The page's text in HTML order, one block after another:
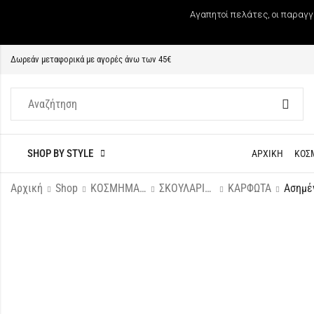
Αγαπητοί πελάτες, οι
Δωρεάν μεταφορικά με αγορές άνω των 45€
SHOP BY STYLE ΑΡΧΙΚΗ
Αρχική Shop ΚΟΣΜΗΜΑΤΑ ΣΚΟΥΛΑΡΙΚΙΑ ΚΑΡΦΩΤΑ